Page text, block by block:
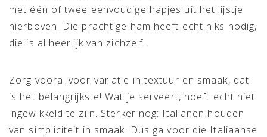
met één of twee eenvoudige hapjes uit het lijstje
hierboven. Die prachtige ham heeft echt niks nodig,
die is al heerlijk van zichzelf.
Zorg vooral voor variatie in textuur en smaak, dat
is het belangrijkste! Wat je serveert, hoeft echt niet
ingewikkeld te zijn. Sterker nog: Italianen houden
van simpliciteit in smaak. Dus ga voor die Italiaanse